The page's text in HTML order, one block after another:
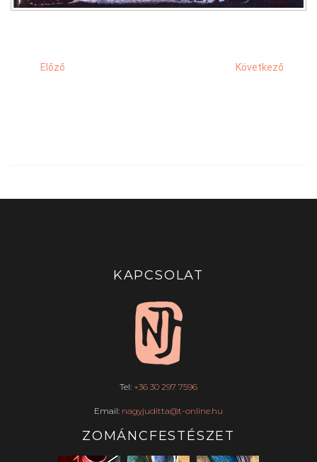
Előző Következő
KAPCSOLAT
Tel: +36 30 297 7596
Email: nagyjuditta@t-online.hu
ZOMÁNCFESTÉSZET